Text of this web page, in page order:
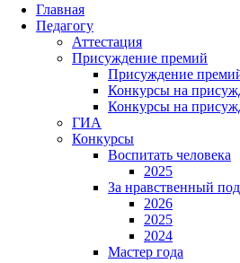
Главная
Педагогу
Аттестация
Присуждение премий
Присуждение
Конкурсы на
Конкурсы на
ГИА
Конкурсы
Воспитать человека
2025
За нравственный
2026
2025
2024
Мастер года